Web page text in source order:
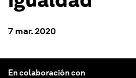
7 mar. 2020
En colaboración con